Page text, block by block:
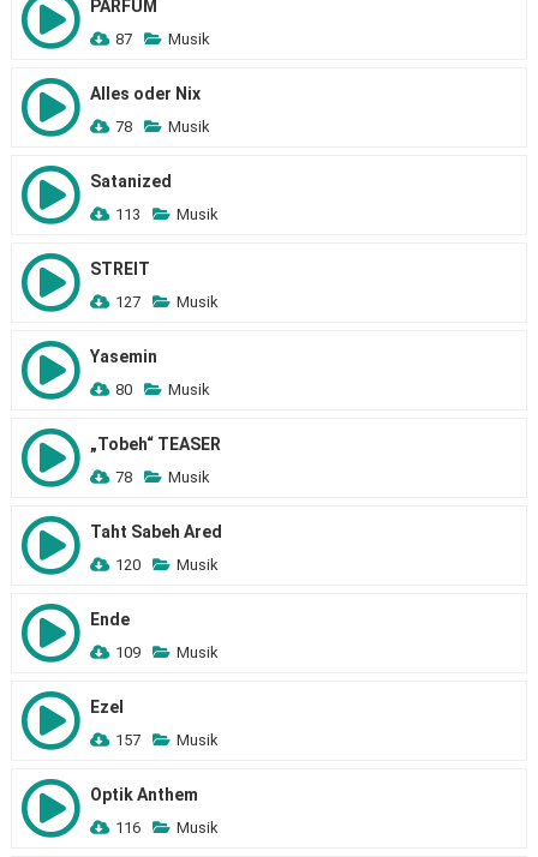
PARFUM
87 Musik
Alles oder Nix
78 Musik
Satanized
113 Musik
STREIT
127 Musik
Yasemin
80 Musik
„Tobeh“ TEASER
78 Musik
Taht Sabeh Ared
120 Musik
Ende
109 Musik
Ezel
157 Musik
Optik Anthem
116 Musik